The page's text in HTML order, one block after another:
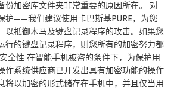
份加密库文件夹非常重要的原因所在。 对
护——我们建议使用卡巴斯基PURE，为您
以抵御木马及键盘记录程序的攻击。如果您
行的键盘记录程序，则您所有的加密努力都
全性 在智能手机被盗的条件下，为保护用
作系统供应商已开发出具有加密功能的操作
将以加密的形式储存在手机中，并且仅当用